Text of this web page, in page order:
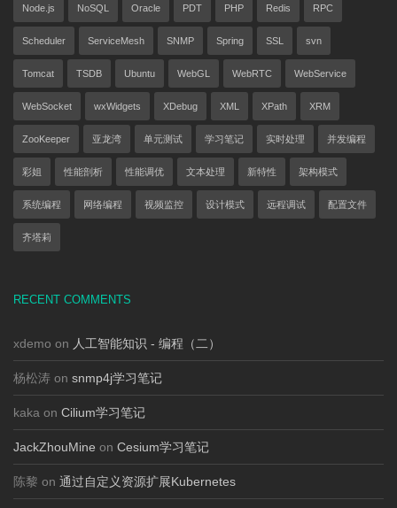
Node.js NoSQL Oracle PDT PHP Redis RPC
Scheduler ServiceMesh SNMP Spring SSL svn
Tomcat TSDB Ubuntu WebGL WebRTC WebService
WebSocket wxWidgets XDebug XML XPath XRM
ZooKeeper 亚龙湾 单元测试 学习笔记 实时处理 并发编程
彩姐 性能剖析 性能调优 文本处理 新特性 架构模式
系统编程 网络编程 视频监控 设计模式 远程调试 配置文件
齐塔莉
RECENT COMMENTS
xdemo on 人工智能知识 - 编程（二）
杨松涛 on snmp4j学习笔记
kaka on Cilium学习笔记
JackZhouMine on Cesium学习笔记
陈黎 on 通过自定义资源扩展Kubernetes